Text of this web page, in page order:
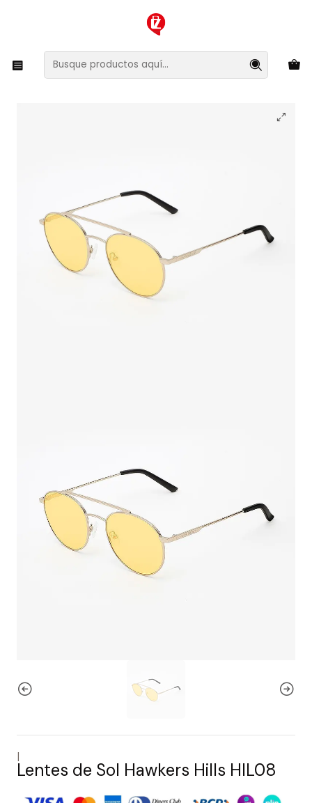
XMAS SALE ¡Compra antes de que la oferta termine!
Lentes y Accesorios Lentes de Sol
Lentes de Sol Hawkers Hills HIL08
|
Lentes de Sol Hawkers Hills HIL08